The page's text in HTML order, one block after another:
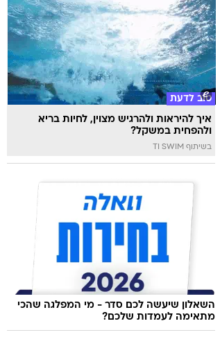
טוב לדעת
איך להיראות ולהרגיש מצוין, לחיות בריא
ולהפחית במשקל?
בשיתוף TI SWIM
השאלון שיעשה לכם סדר - מי המפלגה שהכי
מתאימה לעמדות שלכם?